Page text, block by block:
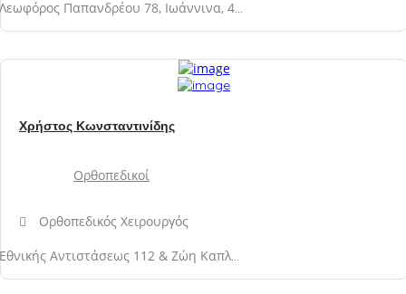
Λεωφόρος Παπανδρέου 78, Ιωάννινα, 45444, Ιωαννίνων, Ήπειρος, Ελλάδα
Χρήστος Κωνσταντινίδης
Ορθοπεδικοί
Ορθοπεδικός Χειρουργός
Εθνικής Αντιστάσεως 112 & Ζώη Καπλάνη, Ισόγειο, Κατσικά Ιωαννίνων